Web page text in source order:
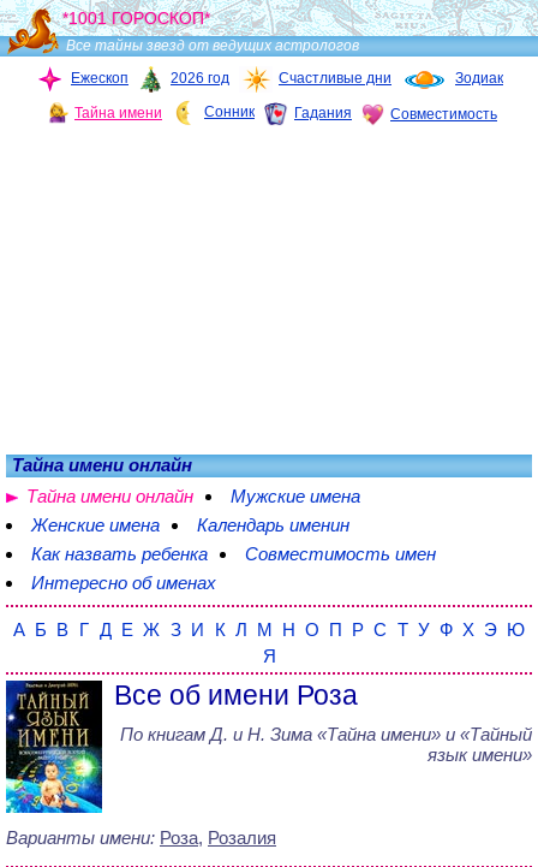
*1001 ГОРОСКОП*
Все тайны звезд от ведущих астрологов
Ежескоп
2026 год Счастливые дни Зодиак
Тайна имени Сонник Гадания Совместимость
Тайна имени онлайн
Тайна имени онлайн
Мужские имена
Женские имена
Календарь именин
Как назвать ребенка
Совместимость имен
Интересно об именах
А Б В Г Д Е Ж З И К Л М Н О П Р С Т У Ф Х Э Ю
Я
Все об имени Роза
По книгам Д. и Н. Зима «Тайна имени» и «Тайный
язык имени»
Варианты имени: Роза, Розалия